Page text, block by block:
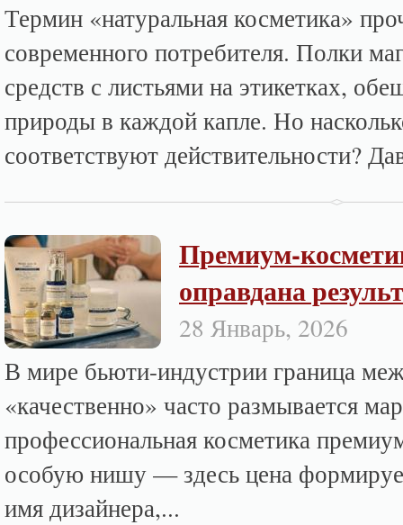
Термин «натуральная косметика»
современного потребителя. Полки
средств с листьями на этикетках,
природы в каждой капле. Но
соответствуют действительности?
Премиум-
оправдана
28 Январь, 2026
В мире бьюти-индустрии граница
«качественно» часто размывается
профессиональная косметика
особую нишу — здесь цена
имя дизайнера,...